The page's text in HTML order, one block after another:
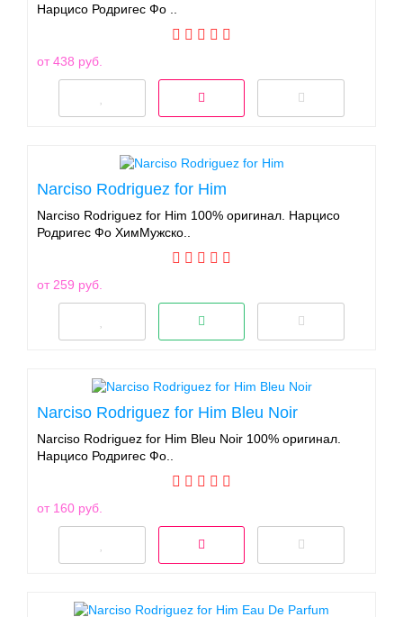
Нарцисо Родригес Фо ..
от 438 руб.
Narciso Rodriguez for Him
Narciso Rodriguez for Him 100% оригинал. Нарцисо
Родригес Фо ХимМужско..
от 259 руб.
Narciso Rodriguez for Him Bleu Noir
Narciso Rodriguez for Him Bleu Noir 100% оригинал.
Нарцисо Родригес Фо..
от 160 руб.